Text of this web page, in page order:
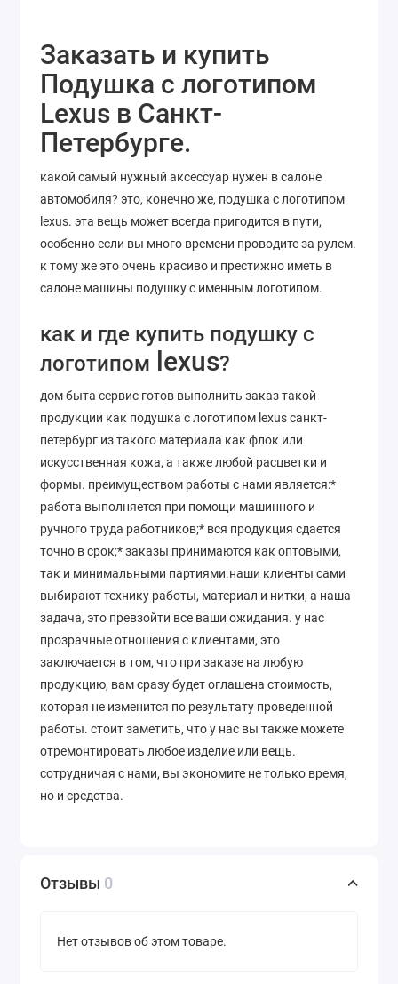
Заказать и купить
Подушка с логотипом
Lexus в Санкт-
Петербурге.
какой самый нужный аксессуар нужен в салоне
автомобиля? это, конечно же, подушка с логотипом
lexus. эта вещь может всегда пригодится в пути,
особенно если вы много времени проводите за рулем.
к тому же это очень красиво и престижно иметь в
салоне машины подушку с именным логотипом.
как и где купить подушку с
логотипом
lexus?
дом быта сервис готов выполнить заказ такой
продукции как подушка с логотипом lexus санкт-
петербург из такого материала как флок или
искусственная кожа, а также любой расцветки и
формы. преимуществом работы с нами является:*
работа выполняется при помощи машинного и
ручного труда работников;* вся продукция сдается
точно в срок;* заказы принимаются как оптовыми,
так и минимальными партиями.наши клиенты сами
выбирают технику работы, материал и нитки, а наша
задача, это превзойти все ваши ожидания. у нас
прозрачные отношения с клиентами, это
заключается в том, что при заказе на любую
продукцию, вам сразу будет оглашена стоимость,
которая не изменится по результату проведенной
работы. стоит заметить, что у нас вы также можете
отремонтировать любое изделие или вещь.
сотрудничая с нами, вы экономите не только время,
но и средства.
Отзывы 0
Нет отзывов об этом товаре.